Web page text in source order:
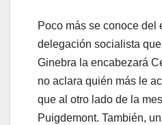
Poco más se conoce del
delegación socialista
Ginebra la encabezará
no aclara quién más le
que al otro lado de la
Puigdemont. También,